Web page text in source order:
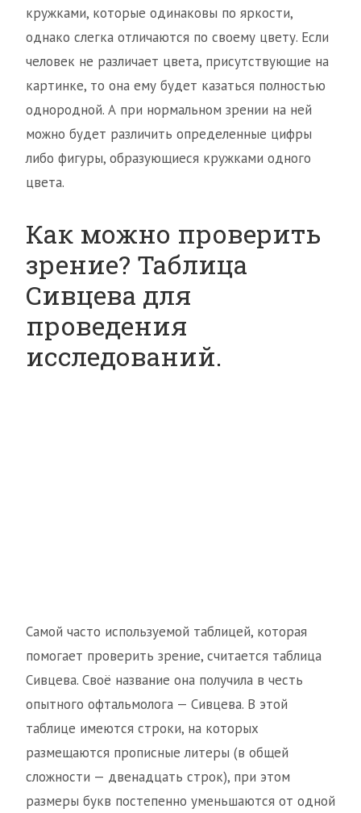
кружками, которые одинаковы по яркости,
однако слегка отличаются по своему цвету. Если
человек не различает цвета, присутствующие на
картинке, то она ему будет казаться полностью
однородной. А при нормальном зрении на ней
можно будет различить определенные цифры
либо фигуры, образующиеся кружками одного
цвета.
Как можно проверить
зрение? Таблица
Сивцева для
проведения
исследований.
Самой часто используемой таблицей, которая
помогает проверить зрение, считается таблица
Сивцева. Своё название она получила в честь
опытного офтальмолога — Сивцева. В этой
таблице имеются строки, на которых
размещаются прописные литеры (в общей
сложности — двенадцать строк), при этом
размеры букв постепенно уменьшаются от одной